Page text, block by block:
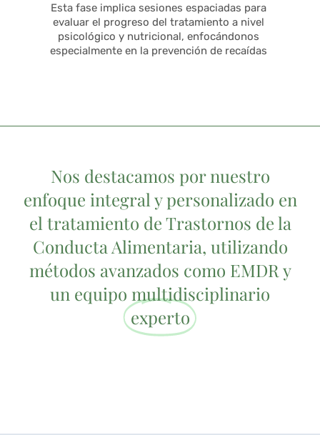
Esta fase implica sesiones espaciadas para
evaluar el progreso del tratamiento a nivel
psicológico y nutricional, enfocándonos
especialmente en la prevención de recaídas
Nos destacamos por nuestro
enfoque integral y personalizado en
el tratamiento de Trastornos de la
Conducta Alimentaria, utilizando
métodos avanzados como EMDR y
un equipo multidisciplinario
experto